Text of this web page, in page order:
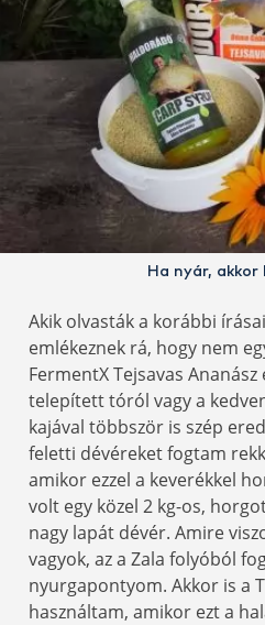
Ha nyár, akkor
Akik olvasták a korábbi
emlékeznek rá, hogy nem
FermentX Tejsavas
telepített tóról vagy a
kajával többször is szép
feletti dévéreket fogtam
amikor ezzel a keverékkel
volt egy közel 2 kg-os,
nagy lapát dévér. Amire
vagyok, az a Zala folyóból
nyurgapontyom. Akkor is a
használtam, amikor ezt a